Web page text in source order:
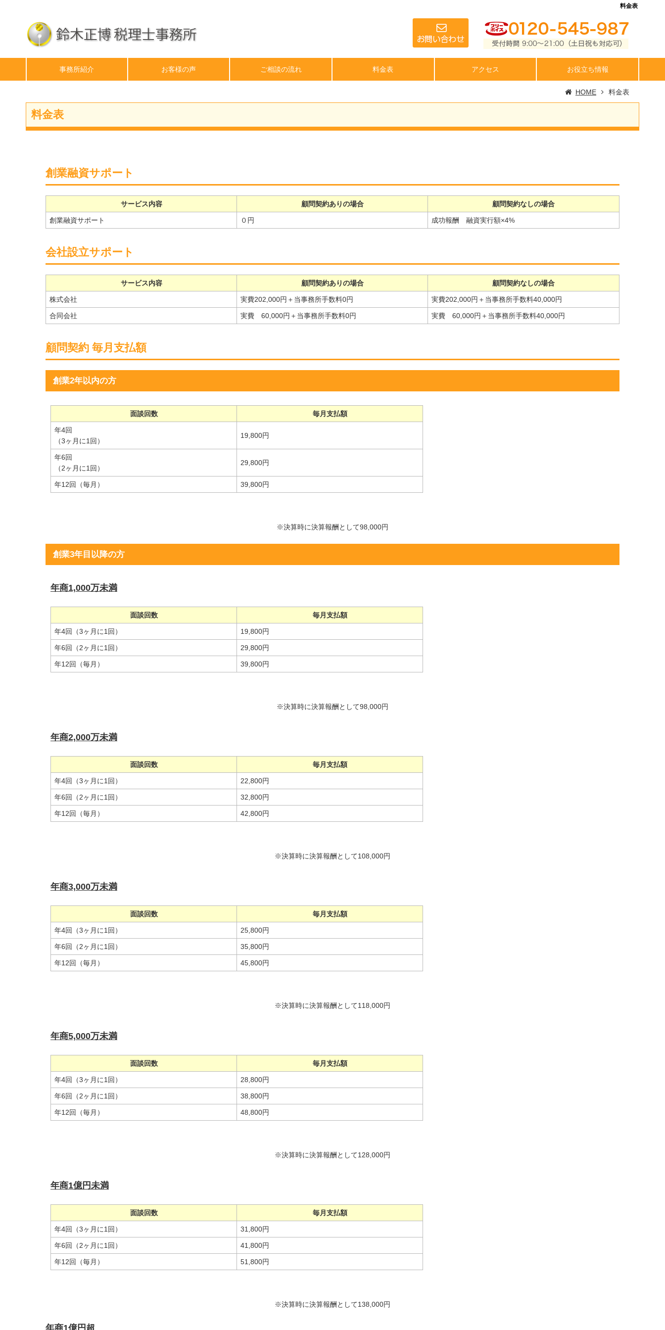
料金表
事務所紹介 お客様の声 ご相談の流れ 料金表 アクセス お役立ち情報
HOME 料金表
料金表
創業融資サポート
サービス内容 顧問契約ありの場合 顧問契約なしの場合
創業融資サポート ０円 成功報酬 融資実行額×4%
会社設立サポート
サービス内容 顧問契約ありの場合 顧問契約なしの場合
株式会社 実費202,000円＋当事務所手数料0円 実費202,000円＋当事務所手数料40,000円
合同会社 実費 60,000円＋当事務所手数料0円 実費 60,000円＋当事務所手数料40,000円
顧問契約 毎月支払額
創業2年以内の方
面談回数 毎月支払額
年4回
（3ヶ月に1回）
19,800円
年6回
（2ヶ月に1回）
29,800円
年12回（毎月） 39,800円
※決算時に決算報酬として98,000円
創業3年目以降の方
年商1,000万未満
面談回数 毎月支払額
年4回（3ヶ月に1回） 19,800円
年6回（2ヶ月に1回） 29,800円
年12回（毎月） 39,800円
※決算時に決算報酬として98,000円
年商2,000万未満
面談回数 毎月支払額
年4回（3ヶ月に1回） 22,800円
年6回（2ヶ月に1回） 32,800円
年12回（毎月） 42,800円
※決算時に決算報酬として108,000円
年商3,000万未満
面談回数 毎月支払額
年4回（3ヶ月に1回） 25,800円
年6回（2ヶ月に1回） 35,800円
年12回（毎月） 45,800円
※決算時に決算報酬として118,000円
年商5,000万未満
面談回数 毎月支払額
年4回（3ヶ月に1回） 28,800円
年6回（2ヶ月に1回） 38,800円
年12回（毎月） 48,800円
※決算時に決算報酬として128,000円
年商1億円未満
面談回数 毎月支払額
年4回（3ヶ月に1回） 31,800円
年6回（2ヶ月に1回） 41,800円
年12回（毎月） 51,800円
※決算時に決算報酬として138,000円
年商1億円超